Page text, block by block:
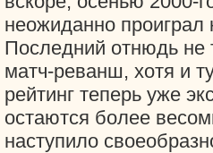
неожиданно проиграл
Последний отнюдь не
матч-реванш, хотя и
рейтинг теперь уже
остаются более
наступило